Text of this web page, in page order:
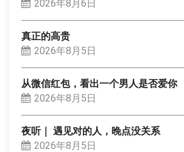
2026年8月6日
真正的高贵
2026年8月5日
从微信红包，看出一个男人是否爱你
2026年8月5日
夜听｜ 遇见对的人，晚点没关系
2026年8月5日